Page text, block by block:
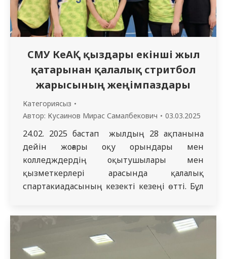
СМУ КеАҚ қыздары екінші жыл
қатарынан қалалық стритбол
жарысының жеңімпаздары
Категориясыз
Автор: Кусаинов Мирас Самалбекович 03.03.2025
24.02. 2025 бастап жылдың 28 ақпанына
дейін жоғары оқу орындары мен
колледждердің оқытушылары мен
қызметкерлері арасында қалалық
спартакиадасының кезекті кезеңі өтті. Бұл
бөлінген 8 команда қатысты. СМУ КеАҚ
командасын мына командалар ұсынды:
Елькенова Ботагоз – кафедра молекулярной